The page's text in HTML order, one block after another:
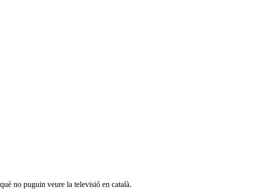
no puguin veure la televisió en català.